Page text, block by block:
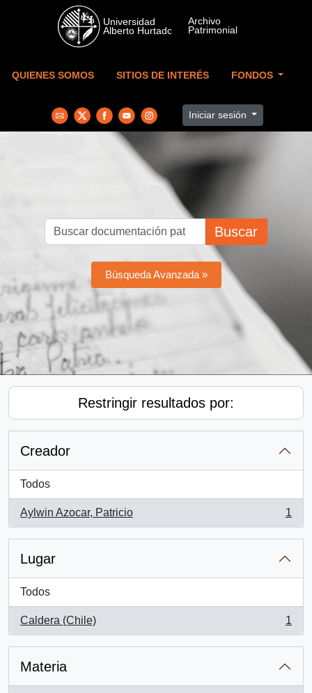
Skip to main content
QUIENES SOMOS SITIOS DE INTERÉS FONDOS
Iniciar sesión
Buscar
Búsqueda Avanzada »
Restringir resultados por:
Creador
Todos
Aylwin Azocar, Patricio
, 1 resultados
1
Lugar
Todos
Caldera (Chile)
, 1 resultados
1
Materia